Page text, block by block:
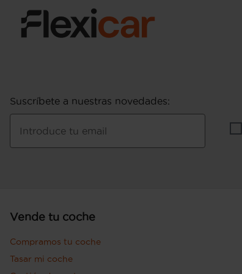
Suscríbete a nuestras novedades:
Introduce tu email
Vende tu coche
Compramos tu coche
Tasar mi coche